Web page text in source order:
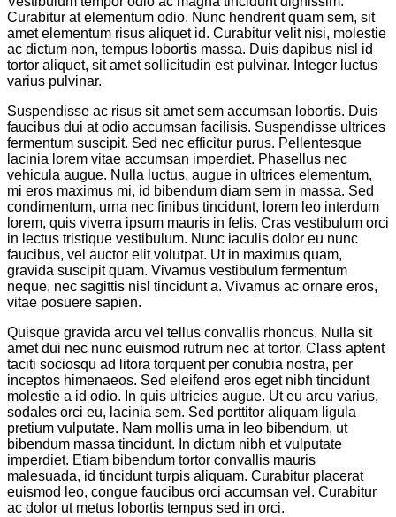
Curabitur at elementum odio. Nunc hendrerit quam sem, sit
amet elementum risus aliquet id. Curabitur velit nisi, molestie
ac dictum non, tempus lobortis massa. Duis dapibus nisl id
tortor aliquet, sit amet sollicitudin est pulvinar. Integer luctus
varius pulvinar.
Suspendisse ac risus sit amet sem accumsan lobortis. Duis
faucibus dui at odio accumsan facilisis. Suspendisse ultrices
fermentum suscipit. Sed nec efficitur purus. Pellentesque
lacinia lorem vitae accumsan imperdiet. Phasellus nec
vehicula augue. Nulla luctus, augue in ultrices elementum,
mi eros maximus mi, id bibendum diam sem in massa. Sed
condimentum, urna nec finibus tincidunt, lorem leo interdum
lorem, quis viverra ipsum mauris in felis. Cras vestibulum orci
in lectus tristique vestibulum. Nunc iaculis dolor eu nunc
faucibus, vel auctor elit volutpat. Ut in maximus quam,
gravida suscipit quam. Vivamus vestibulum fermentum
neque, nec sagittis nisl tincidunt a. Vivamus ac ornare eros,
vitae posuere sapien.
Quisque gravida arcu vel tellus convallis rhoncus. Nulla sit
amet dui nec nunc euismod rutrum nec at tortor. Class aptent
taciti sociosqu ad litora torquent per conubia nostra, per
inceptos himenaeos. Sed eleifend eros eget nibh tincidunt
molestie a id odio. In quis ultricies augue. Ut eu arcu varius,
sodales orci eu, lacinia sem. Sed porttitor aliquam ligula
pretium vulputate. Nam mollis urna in leo bibendum, ut
bibendum massa tincidunt. In dictum nibh et vulputate
imperdiet. Etiam bibendum tortor convallis mauris
malesuada, id tincidunt turpis aliquam. Curabitur placerat
euismod leo, congue faucibus orci accumsan vel. Curabitur
ac dolor ut metus lobortis tempus sed in orci.